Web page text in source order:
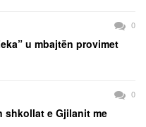
0
u mbajtën provimet
0
shkollat e Gjilanit me